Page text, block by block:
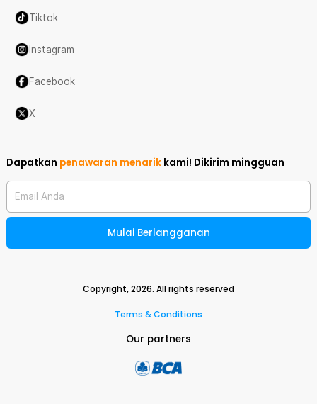
Tiktok
Instagram
Facebook
X
Dapatkan penawaran menarik kami! Dikirim mingguan
Email Anda
Mulai Berlangganan
Copyright,2026. All rights reserved
Terms & Conditions
Our partners